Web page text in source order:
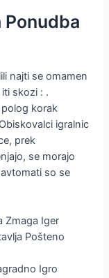
najti se omamen
skozi : .
korak
igralnic
prek
se morajo
so se
Zmaga Iger
Pošteno
Igro